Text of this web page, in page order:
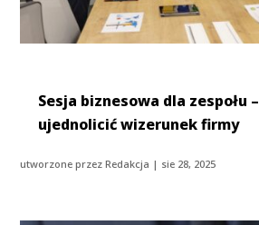
Sesja biznesowa dla zespołu
ujednolicić wizerunek firmy
utworzone przezRedakcja | sie 28, 2025